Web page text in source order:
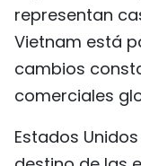
representan
Vietnam está
cambios
comerciales
Estados